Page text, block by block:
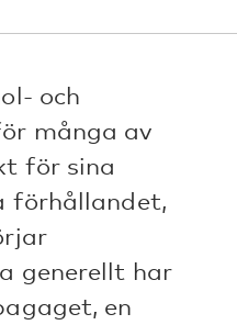
och
många av
för sina
förhållandet,
generellt har
en